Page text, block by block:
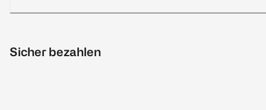
Sicher bezahlen